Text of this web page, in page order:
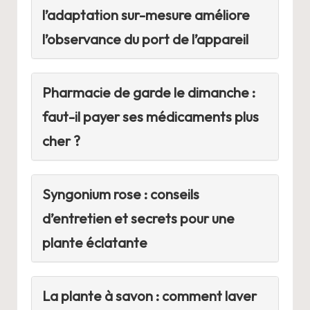
l’adaptation sur-mesure améliore
l’observance du port de l’appareil
Pharmacie de garde le dimanche :
faut-il payer ses médicaments plus
cher ?
Syngonium rose : conseils
d’entretien et secrets pour une
plante éclatante
La plante à savon : comment laver